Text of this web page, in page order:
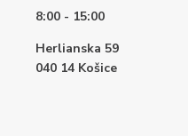
8:00 - 15:00
Herlianska 59
040 14 Košice